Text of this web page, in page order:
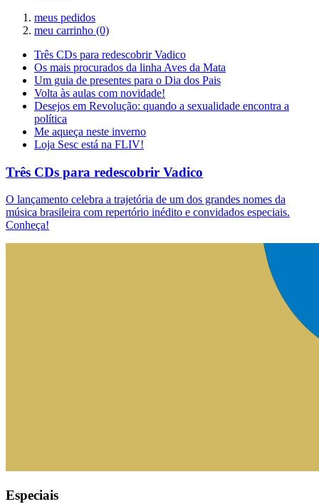
meus pedidos
meu carrinho (0)
Três CDs para redescobrir Vadico
Os mais procurados da linha Aves da Mata
Um guia de presentes para o Dia dos Pais
Volta às aulas com novidade!
Desejos em Revolução: quando a sexualidade encontra a
política
Me aqueça neste inverno
Loja Sesc está na FLIV!
Três CDs para redescobrir Vadico
O lançamento celebra a trajetória de um dos grandes nomes da
música brasileira com repertório inédito e convidados especiais.
Conheça!
Especiais